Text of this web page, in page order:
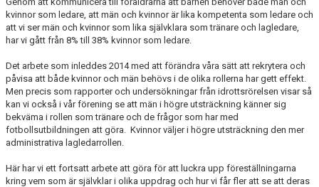
kvinnor som ledare, att män och kvinnor är lika kompetenta som ledare och
att vi ser män och kvinnor som lika självklara som tränare och lagledare,
har vi gått från 8% till 38% kvinnor som ledare.
Det arbete som inleddes 2014 med att förändra våra sätt att rekrytera och
påvisa att både kvinnor och män behövs i de olika rollerna har gett effekt.
Men precis som rapporter och undersökningar från idrottsrörelsen visar så
kan vi också i vår förening se att män i högre utsträckning känner sig
bekväma i rollen som tränare och de frågor som har med
fotbollsutbildningen att göra. Kvinnor väljer i högre utsträckning den mer
administrativa lagledarrollen.
Här har vi ett fortsatt arbete att göra för att luckra upp föreställningarna
kring vem som är självklar i olika uppdrag och hur vi får fler att se att deras